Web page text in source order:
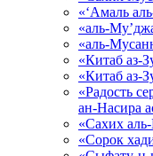
«‘Амаль
«аль-
«аль-
«Китаб аз-
«Китаб аз-
«Радость
ан-Насира
«Сахих
«Сорок